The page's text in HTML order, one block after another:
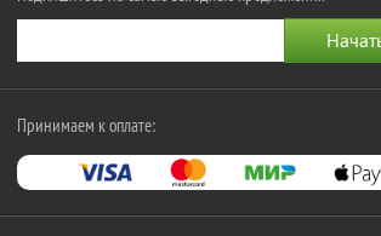
Принимаем к оплате: